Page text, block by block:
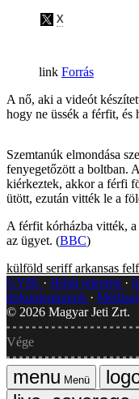
Forrás
A nő, aki a videót
hogy ne üssék a férfit, és
Szemtanúk elmondása
fenyegetőzött a boltban.
kiérkeztek, akkor a férfi
ütött, ezután vitték le a
A férfit kórházba vitték,
az ügyet. (BBC)
külföld seriff arkansas
GYIK
Hibát jelentek
dokumentumok
© 2026 Magyar Jeti Zrt.
Vége
Menü